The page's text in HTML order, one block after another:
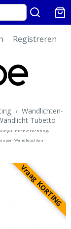
Registreren
› Wandlichten-
Tubetto
Binnenverlichting-
Wandleuchten-
Vraag KORTING